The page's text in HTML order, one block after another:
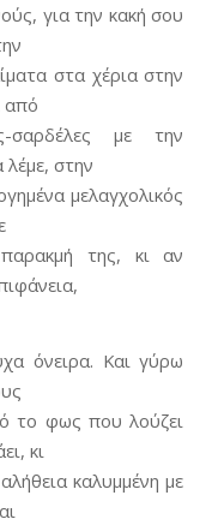
για την κακή σου
στα χέρια στην
από
σαρδέλες με την
στην
μελαγχολικός
της, κι αν
όνειρα. Και γύρω
το φως που λούζει
κι
καλυμμένη με